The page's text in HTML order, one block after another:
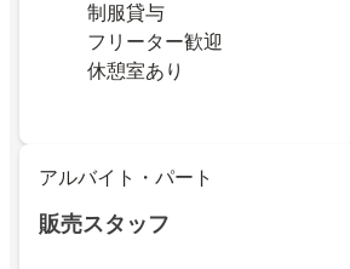
制服貸与
フリーター歓迎
休憩室あり
アルバイト・パート
販売スタッフ